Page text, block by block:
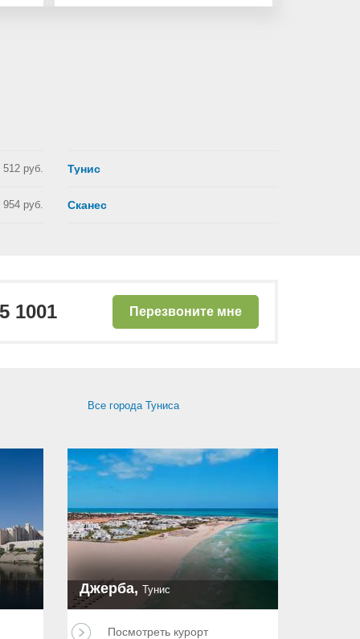
512 руб.
954 руб.
Тунис
Сканес
1001 Перезвоните мне
Все города Туниса
Джерба, Тунис
Посмотреть курорт